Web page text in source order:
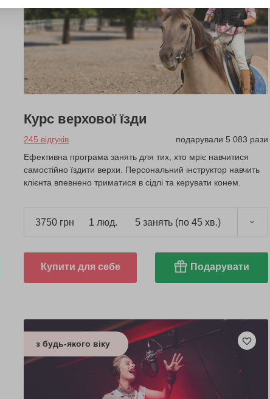
Курс верхової їзди
245 відгуків
подарували 5 083 рази
Ефективна програма занять для тих, хто мріє навчитися
самостійно їздити верхи. Персональний інструктор навчить
клієнта впевнено триматися в сідлі та керувати конем.
3750 грн 1 люд. 5 занять (по 45 хв.)
Купити для себе Подарувати
з будь-якого віку